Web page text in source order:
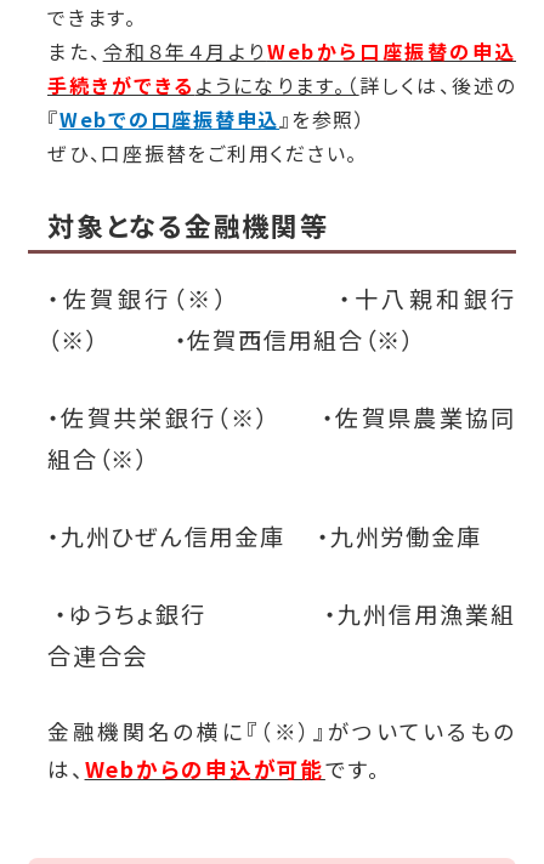
できます。
また、 令和８年４月よりWebから口座振替の申込
手続きができる ようになります。（詳しくは、後述の
『Webでの口座振替申込』を参照）
ぜひ、口座振替をご利用ください。
対象となる金融機関等
・佐賀銀行（※） ・十八親和銀行
（※） ・佐賀西信用組合（※）
・佐賀共栄銀行（※） ・佐賀県農業協同
組合（※）
・九州ひぜん信用金庫 ・九州労働金庫
・ゆうちょ銀行 ・九州信用漁業組
合連合会
金融機関名の横に『（※）』がついているもの
は、 Webからの申込が可能です。